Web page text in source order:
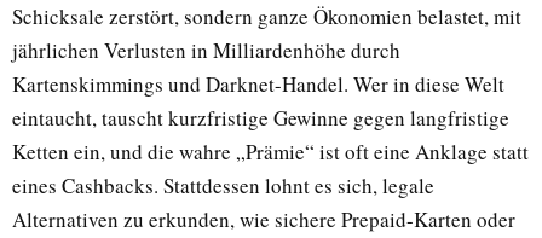
Schicksale zerstört, sondern ganze Ökonomien belastet, mit
jährlichen Verlusten in Milliardenhöhe durch
Kartenskimmings und Darknet-Handel. Wer in diese Welt
eintaucht, tauscht kurzfristige Gewinne gegen langfristige
Ketten ein, und die wahre „Prämie“ ist oft eine Anklage statt
eines Cashbacks. Stattdessen lohnt es sich, legale
Alternativen zu erkunden, wie sichere Prepaid-Karten oder